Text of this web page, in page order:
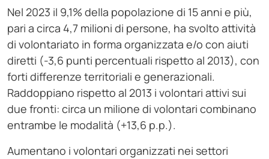
Nel 2023 il 9,1% della popolazione di 15 anni e più,
pari a circa 4,7 milioni di persone, ha svolto attività
di volontariato in forma organizzata e/o con aiuti
diretti (-3,6 punti percentuali rispetto al 2013), con
forti differenze territoriali e generazionali.
Raddoppiano rispetto al 2013 i volontari attivi sui
due fronti: circa un milione di volontari combinano
entrambe le modalità (+13,6 p.p.).
Aumentano i volontari organizzati nei settori